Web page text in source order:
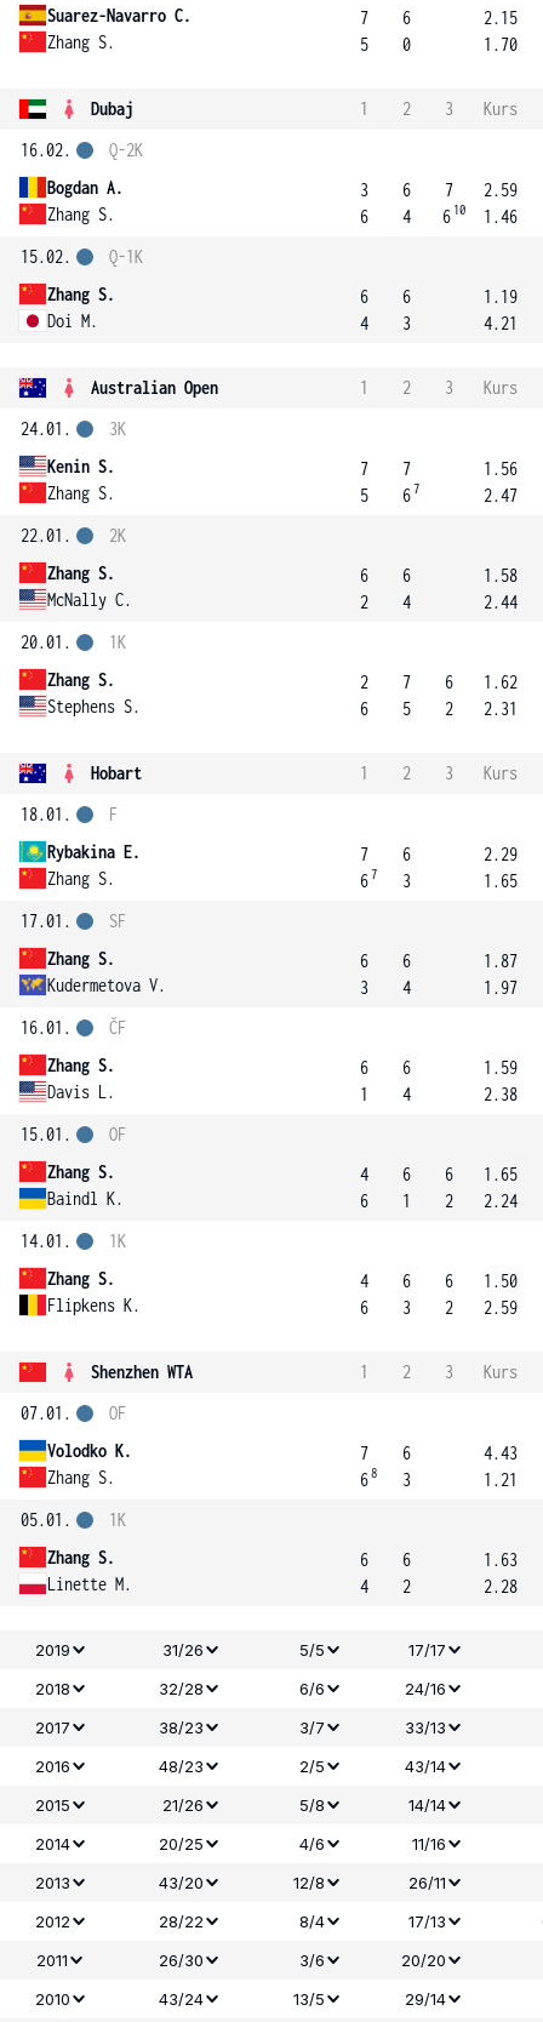
Suarez-Navarro C.
Zhang S.
7
5
6
0
2.15
1.70
Dubaj 1 2 3
Kurs
16.02.
Bogdan A.
Zhang S.
Q-2K
3
6
6
4
7
6 10
2.59
1.46
15.02.
Zhang S.
Doi M.
Q-1K
6
4
6
3
1.19
4.21
Australian Open 1 2 3
Kurs
24.01.
Kenin S.
Zhang S.
3K
7
5
7
67
1.56
2.47
22.01.
Zhang S.
McNally C.
2K
6
2
6
4
1.58
2.44
20.01.
Zhang S.
Stephens S.
1K
2
6
7
5
6
2
1.62
2.31
Hobart 1 2 3
Kurs
18.01.
Rybakina E.
Zhang S.
F
7
67
6
3
2.29
1.65
17.01.
Zhang S.
Kudermetova V.
SF
6
3
6
4
1.87
1.97
16.01.
Zhang S.
Davis L.
ČF
6
1
6
4
1.59
2.38
15.01.
Zhang S.
Baindl K.
OF
4
6
6
1
6
2
1.65
2.24
14.01.
Zhang S.
Flipkens K.
1K
4
6
6
3
6
2
1.50
2.59
Shenzhen WTA 1 2 3
Kurs
07.01.
Volodko K.
Zhang S.
OF
7
68
6
3
4.43
1.21
05.01.
Zhang S.
Linette M.
1K
6
4
6
2
1.63
2.28
2019 31/26 5/5
17/17
2018
32/28 6/6 24/16
2017
38/23 3/7
33/13
2016
48/23 2/5
43/14
2015
21/26 5/8
14/14
2014
20/25 4/6
11/16
2013
43/20 12/8
26/11
2012
28/22 8/4 17/13
2011
26/30 3/6 20/20
2010
43/24 13/5 29/14